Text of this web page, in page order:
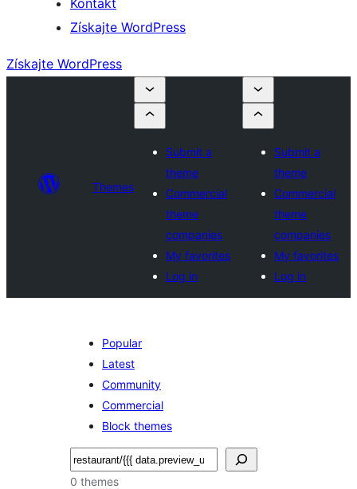
Kontakt
Získajte WordPress
Získajte WordPress
Themes
Submit a
theme
Commercial
theme
companies
My favorites
Log in
Submit a
theme
Commercial
theme
companies
My favorites
Log in
Popular
Latest
Community
Commercial
Block themes
Hľadať
0 themes